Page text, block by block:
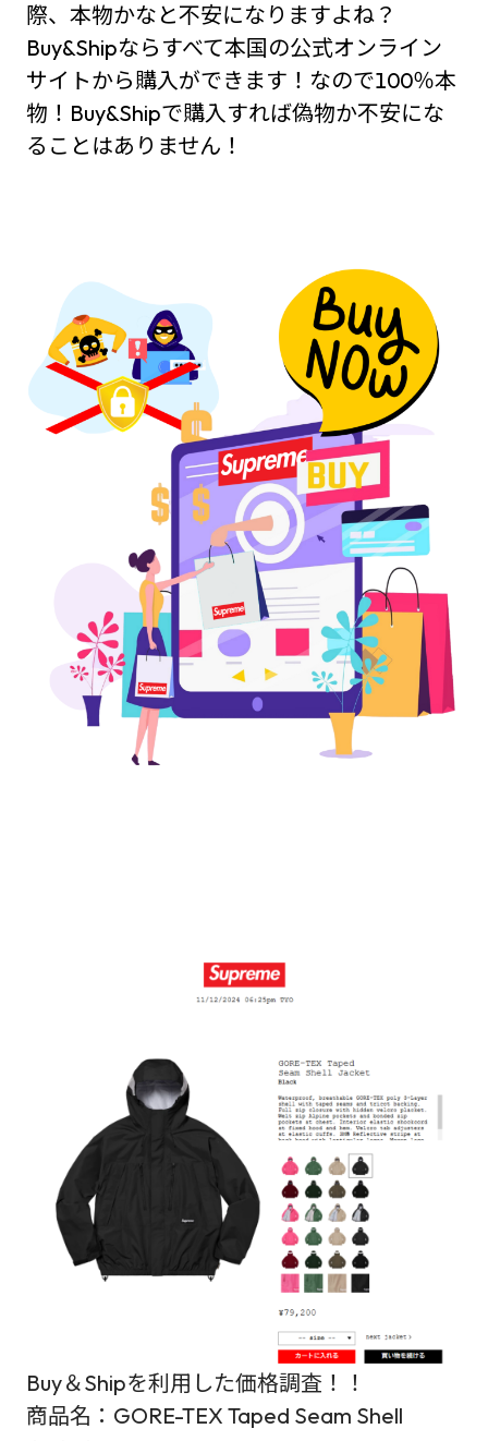
際、本物かなと不安になりますよね？
Buy&Shipならすべて本国の公式オンライン
サイトから購入ができます！なので100％本
物！Buy&Shipで購入すれば偽物か不安にな
ることはありません！
Buy＆Shipを利用した価格調査！！
商品名：GORE-TEX Taped Seam Shell